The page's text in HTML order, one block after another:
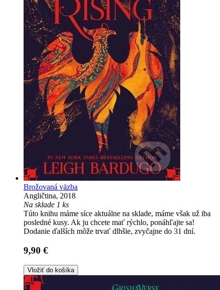
Brožovaná väzba
Angličtina, 2018
Na sklade 1 ks
Túto knihu máme síce aktuálne na sklade, máme však už iba
posledné kusy. Ak ju chcete mať rýchlo, ponáhľajte sa!
Dodanie ďalších môže trvať dlhšie, zvyčajne do 31 dní.
9,90 €
Vložiť do košíka